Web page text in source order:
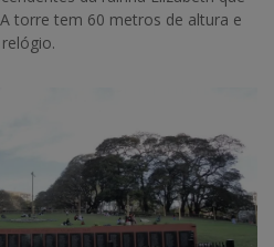
torre tem 60 metros de altura e